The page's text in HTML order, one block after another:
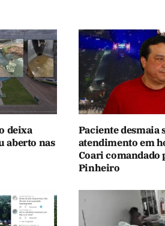
deixa
aberto nas
Paciente desmaia
atendimento em
Coari comandado
Pinheiro